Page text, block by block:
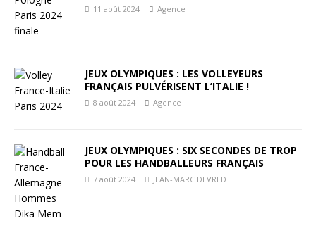
11 août 2024 Agence
JEUX OLYMPIQUES : LES VOLLEYEURS
FRANÇAIS PULVÉRISENT L’ITALIE !
8 août 2024 Agence
JEUX OLYMPIQUES : SIX SECONDES DE TROP
POUR LES HANDBALLEURS FRANÇAIS
7 août 2024 JEAN-MARC DEVRED